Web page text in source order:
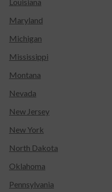
Maryland
Michigan
Mississippi
Montana
Nevada
New Jersey
New York
North Dakota
Oklahoma
Pennsylvania